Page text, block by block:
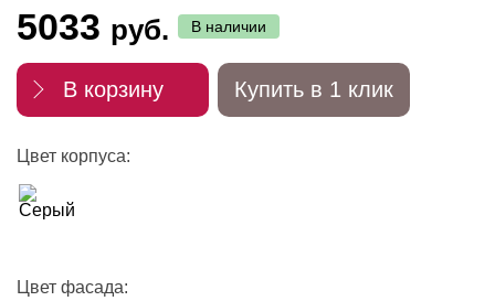
5033 руб. В наличии
В корзину Купить в 1 клик
Цвет корпуса:
Цвет фасада: